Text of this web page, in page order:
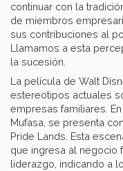
continuar con la
de miembros
sus contribuciones al
Llamamos a esta
la sucesión.
La película de Walt
estereotipos actuales
empresas familiares.
Mufasa, se presenta
Pride Lands. Esta
que ingresa al negocio
liderazgo, indicando a